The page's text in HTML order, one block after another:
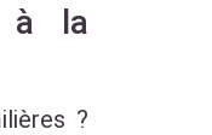
à la
?